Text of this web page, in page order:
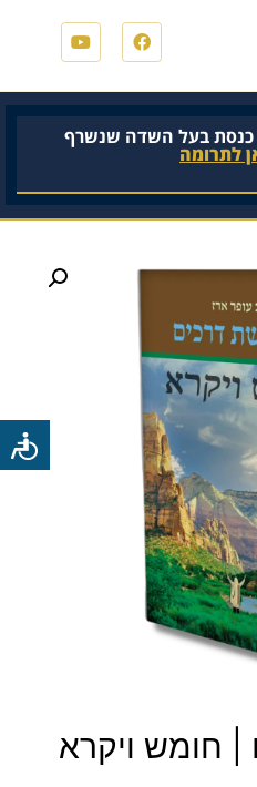
כנסת בעל השדה שנשרף
לתרומה
חומש ויקרא